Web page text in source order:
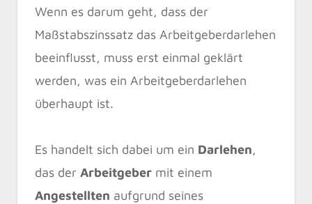
Wenn es darum geht, dass der
Maßstabszinssatz das Arbeitgeberdarlehen
beeinflusst, muss erst einmal geklärt
werden, was ein Arbeitgeberdarlehen
überhaupt ist.
Es handelt sich dabei um ein Darlehen,
das der Arbeitgeber mit einem
Angestellten aufgrund seines